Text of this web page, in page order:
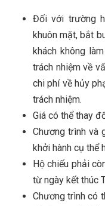
Đối với trường
khuôn mặt, bắt
khách không
trách nhiệm về
chi phí về hủy
trách nhiệm.
Giá có thể thay
Chương trình và
khởi hành cụ thể
Hộ chiếu phải
từ ngày kết thúc
Chương trình có